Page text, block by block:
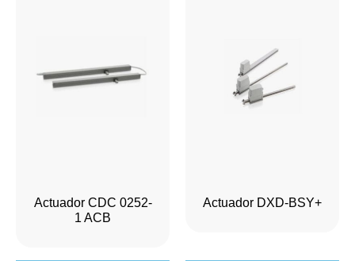
Actuador CDC 0252-
1 ACB
Actuador DXD-BSY+